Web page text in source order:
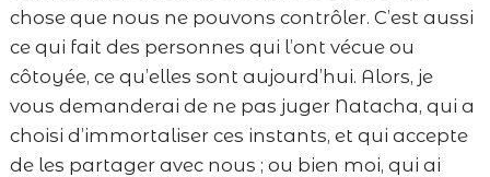
chose que nous ne pouvons contrôler. C’est aussi
ce qui fait des personnes qui l’ont vécue ou
côtoyée, ce qu’elles sont aujourd’hui. Alors, je
vous demanderai de ne pas juger Natacha, qui a
choisi d’immortaliser ces instants, et qui accepte
de les partager avec nous ; ou bien moi, qui ai